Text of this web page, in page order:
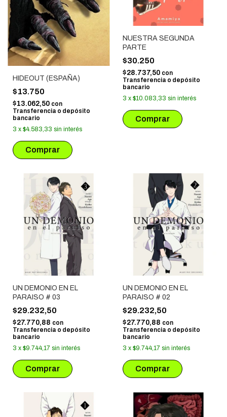
HIDEOUT (ESPAÑA)
$13.750
$13.062,50 con
Transferencia o depósito
bancario
3 x $4.583,33 sin interés
NUESTRA SEGUNDA
PARTE
$30.250
$28.737,50 con
Transferencia o depósito
bancario
3 x $10.083,33 sin interés
UN DEMONIO EN EL
PARAISO # 03
$29.232,50
$27.770,88 con
Transferencia o depósito
bancario
3 x $9.744,17 sin interés
UN DEMONIO EN EL
PARAISO # 02
$29.232,50
$27.770,88 con
Transferencia o depósito
bancario
3 x $9.744,17 sin interés